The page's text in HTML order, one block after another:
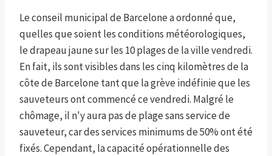
Le conseil municipal de Barcelone a ordonné que,
quelles que soient les conditions météorologiques,
le drapeau jaune sur les 10 plages de la ville vendredi.
En fait, ils sont visibles dans les cinq kilomètres de la
côte de Barcelone tant que la grève indéfinie que les
sauveteurs ont commencé ce vendredi. Malgré le
chômage, il n'y aura pas de plage sans service de
sauveteur, car des services minimums de 50% ont été
fixés. Cependant, la capacité opérationnelle des